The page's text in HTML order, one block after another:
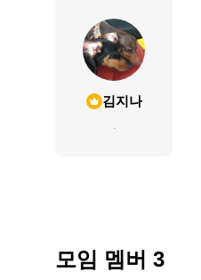
김지나
.
모임 멤버 3